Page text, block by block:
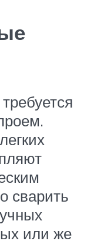
сварить
или же